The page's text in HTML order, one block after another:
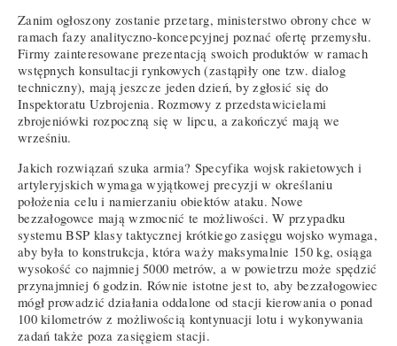
Zanim ogłoszony zostanie przetarg, ministerstwo obrony chce w
ramach fazy analityczno-koncepcyjnej poznać ofertę przemysłu.
Firmy zainteresowane prezentacją swoich produktów w ramach
wstępnych konsultacji rynkowych (zastąpiły one tzw. dialog
techniczny), mają jeszcze jeden dzień, by zgłosić się do
Inspektoratu Uzbrojenia. Rozmowy z przedstawicielami
zbrojeniówki rozpoczną się w lipcu, a zakończyć mają we
wrześniu.
Jakich rozwiązań szuka armia? Specyfika wojsk rakietowych i
artyleryjskich wymaga wyjątkowej precyzji w określaniu
położenia celu i namierzaniu obiektów ataku. Nowe
bezzałogowce mają wzmocnić te możliwości. W przypadku
systemu BSP klasy taktycznej krótkiego zasięgu wojsko wymaga,
aby była to konstrukcja, która waży maksymalnie 150 kg, osiąga
wysokość co najmniej 5000 metrów, a w powietrzu może spędzić
przynajmniej 6 godzin. Równie istotne jest to, aby bezzałogowiec
mógł prowadzić działania oddalone od stacji kierowania o ponad
100 kilometrów z możliwością kontynuacji lotu i wykonywania
zadań także poza zasięgiem stacji.